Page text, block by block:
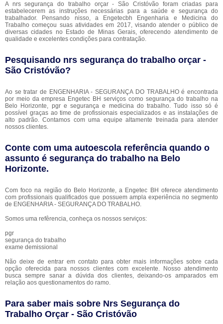
A nrs segurança do trabalho orçar - São Cristóvão foram criadas para
estabelecerem as instruções necessárias para a saúde e segurança do
trabalhador. Pensando nisso, a Engetecbh Engenharia e Medicina do
Trabalho começou suas atividades em 2017, visando atender o público de
diversas cidades no Estado de Minas Gerais, oferecendo atendimento de
qualidade e excelentes condições para contratação.
Pesquisando nrs segurança do trabalho orçar -
São Cristóvão?
Ao se tratar de ENGENHARIA - SEGURANÇA DO TRABALHO é encontrada
por meio da empresa Engetec BH serviços como segurança do trabalho na
Belo Horizonte, pgr e segurança e medicina do trabalho. Tudo isso só é
possível graças ao time de profissionais especializados e as instalações de
alto padrão. Contamos com uma equipe altamente treinada para atender
nossos clientes.
Conte com uma autoescola referência quando o
assunto é segurança do trabalho na Belo
Horizonte.
Com foco na região do Belo Horizonte, a Engetec BH oferece atendimento
com profissionais qualificados que possuem ampla experiência no segmento
de ENGENHARIA - SEGURANÇA DO TRABALHO.
Somos uma refêrencia, conheça os nossos serviços:
pgr
segurança do trabalho
exame demissional
Não deixe de entrar em contato para obter mais informações sobre cada
opção oferecida para nossos clientes com excelente. Nosso atendimento
busca sempre sanar a dúvida dos clientes, deixando-os amparados em
relação aos questionamentos do ramo.
Para saber mais sobre Nrs Segurança do
Trabalho Orçar - São Cristóvão